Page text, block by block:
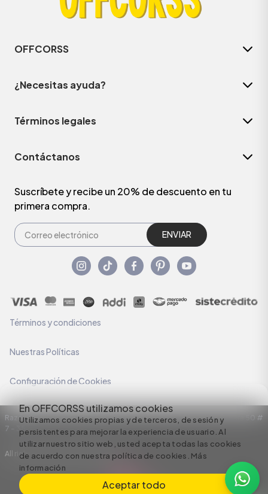
En OFFCORSS utilizamos cookies
Utilizamos cookies propias y de terceros, de sesión y
persistentes para mejorar la experiencia de usuario. Al
utilizar nuestro sitio web, usted acepta todas las cookies
de acuerdo con nuestra política de cookies. Más
información
Aceptar todo
OFFCORSS
¿Necesitas ayuda?
Términos legales
Contáctanos
Suscríbete y recibe un 20% de descuento en tu
primera compra.
ENVIAR
Términos y condiciones
Nuestras Políticas
Configuración de Cookies
Razón Social: C.I HERMECO S.A. NIT: 890924167-6 Dirección: Carrera 50 #
7 – 35
All rights reserved empowered by